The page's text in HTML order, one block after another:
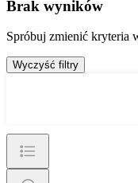
Brak wyników
Spróbuj zmienić kryteria
Wyczyść filtry